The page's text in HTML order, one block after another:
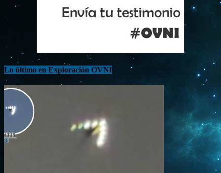
Lo último en Exploración OVNI